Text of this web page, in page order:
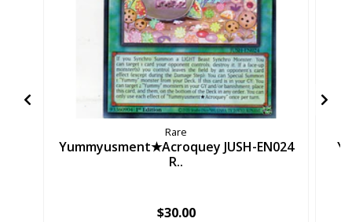
Rare
Yummyusment★Acroquey JUSH-EN024
R..
$30.00